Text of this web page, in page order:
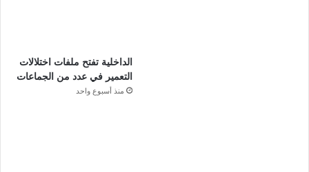
الداخلية تفتح ملفات اختلالات
التعمير في عدد من الجماعات
منذ أسبوع واحد